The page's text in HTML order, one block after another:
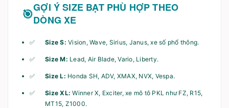
GỢI Ý SIZE BẠT PHÙ HỢP THEO
DÒNG XE
Size S: Vision, Wave, Sirius, Janus, xe số phổ thông.
Size M: Lead, Air Blade, Vario, Liberty.
Size L: Honda SH, ADV, XMAX, NVX, Vespa.
Size XL: Winner X, Exciter, xe mô tô PKL như FZ, R15,
MT15, Z1000.